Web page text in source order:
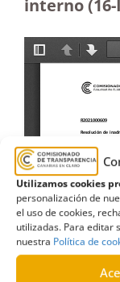
Utilizamos cookies
personalización de
el uso de cookies,
utilizadas. Para editar
nuestra Política de
interno